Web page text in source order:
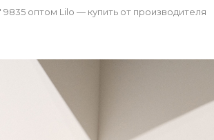
оптом Lilo — купить от производителя